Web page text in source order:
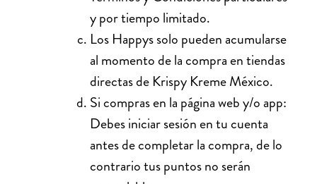
y por tiempo limitado.
Los Happys solo pueden acumularse
al momento de la compra en tiendas
directas de Krispy Kreme México.
Si compras en la página web y/o app:
Debes iniciar sesión en tu cuenta
antes de completar la compra, de lo
contrario tus puntos no serán